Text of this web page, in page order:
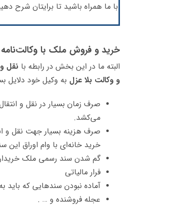
با ما همراه باشید تا برایتان
خرید و فروش ملک با
البته ما در این بخش در رابطه با نقل
و وکالت بلا عزل به وکیل خود دلایل
صرف زمان بسیار در نقل و
می‌کشد.
صرف هزینه بسیار جهت نقل و
خرید خانه‌ای با وام اوراق این
گم شدن سند رسمی ملک
فرار مالیاتی
آماده نبودن سندهایی که باید
عجله فروشنده و … .